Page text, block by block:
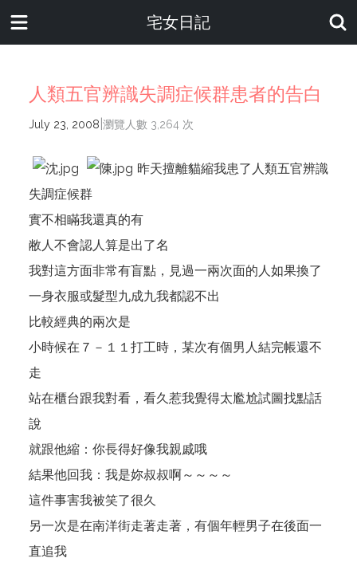
宅女日記
人類五官辨識失調症候群患者的告白
July 23, 2008 瀏覽人數 3,264 次
昨天擅離貓縮我患了人類五官辨識
失調症候群
實不相瞞我還真的有
敝人不會認人算是出了名
我對這方面非常有盲點，見過一兩次面的人如果換了
一身衣服或髮型九成九我都認不出
比較經典的兩次是
小時候在７－１１打工時，某次有個男人結完帳還不
走
站在櫃台跟我對看，看久惹我覺得太尷尬試圖找點話
說
就跟他縮：你長得好像我親戚哦
結果他回我：我是妳叔叔啊～～～～
這件事害我被笑了很久
另一次是在南洋街走著走著，有個年輕男子在後面一
直追我